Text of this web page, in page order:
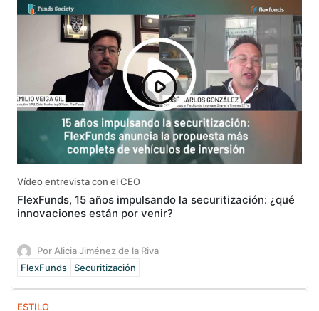
Vídeo entrevista con el CEO
FlexFunds, 15 años impulsando la securitización: ¿qué
innovaciones están por venir?
Por Alicia Jiménez de la Riva
FlexFunds
Securitización
ESTILO